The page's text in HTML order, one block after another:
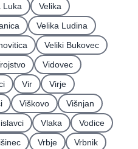
Luka
Velika
Velika Ludina
Veliki Bukovec
Vidovec
Vir
Virje
Viškovo
Višnjan
Vlaka
Vodice
Vrbje
Vrbnik